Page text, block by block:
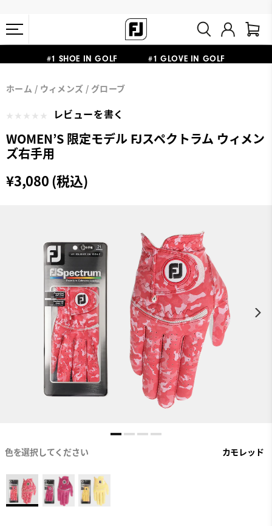
熊本地震による配送停止・遅延に関するお知らせ
#1 SHOE IN GOLF #1 GLOVE IN GOLF
11,000円
ホーム ウィメンズ グローブ
レビューを書く
WOMEN’S 限定モデル FJスペクトラム ウィメン
ズ右手用
¥3,080 (税込)
色を選択してください カモレッド